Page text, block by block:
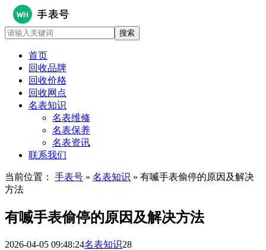
首页
回收品牌
回收价格
回收网点
名表知识
名表维修
名表保养
名表资讯
联系我们
当前位置： 手表号 » 名表知识 » 有喴手表偷停的原因及解决
方法
有喴手表偷停的原因及解决方法
2026-04-05 09:48:24名表知识28